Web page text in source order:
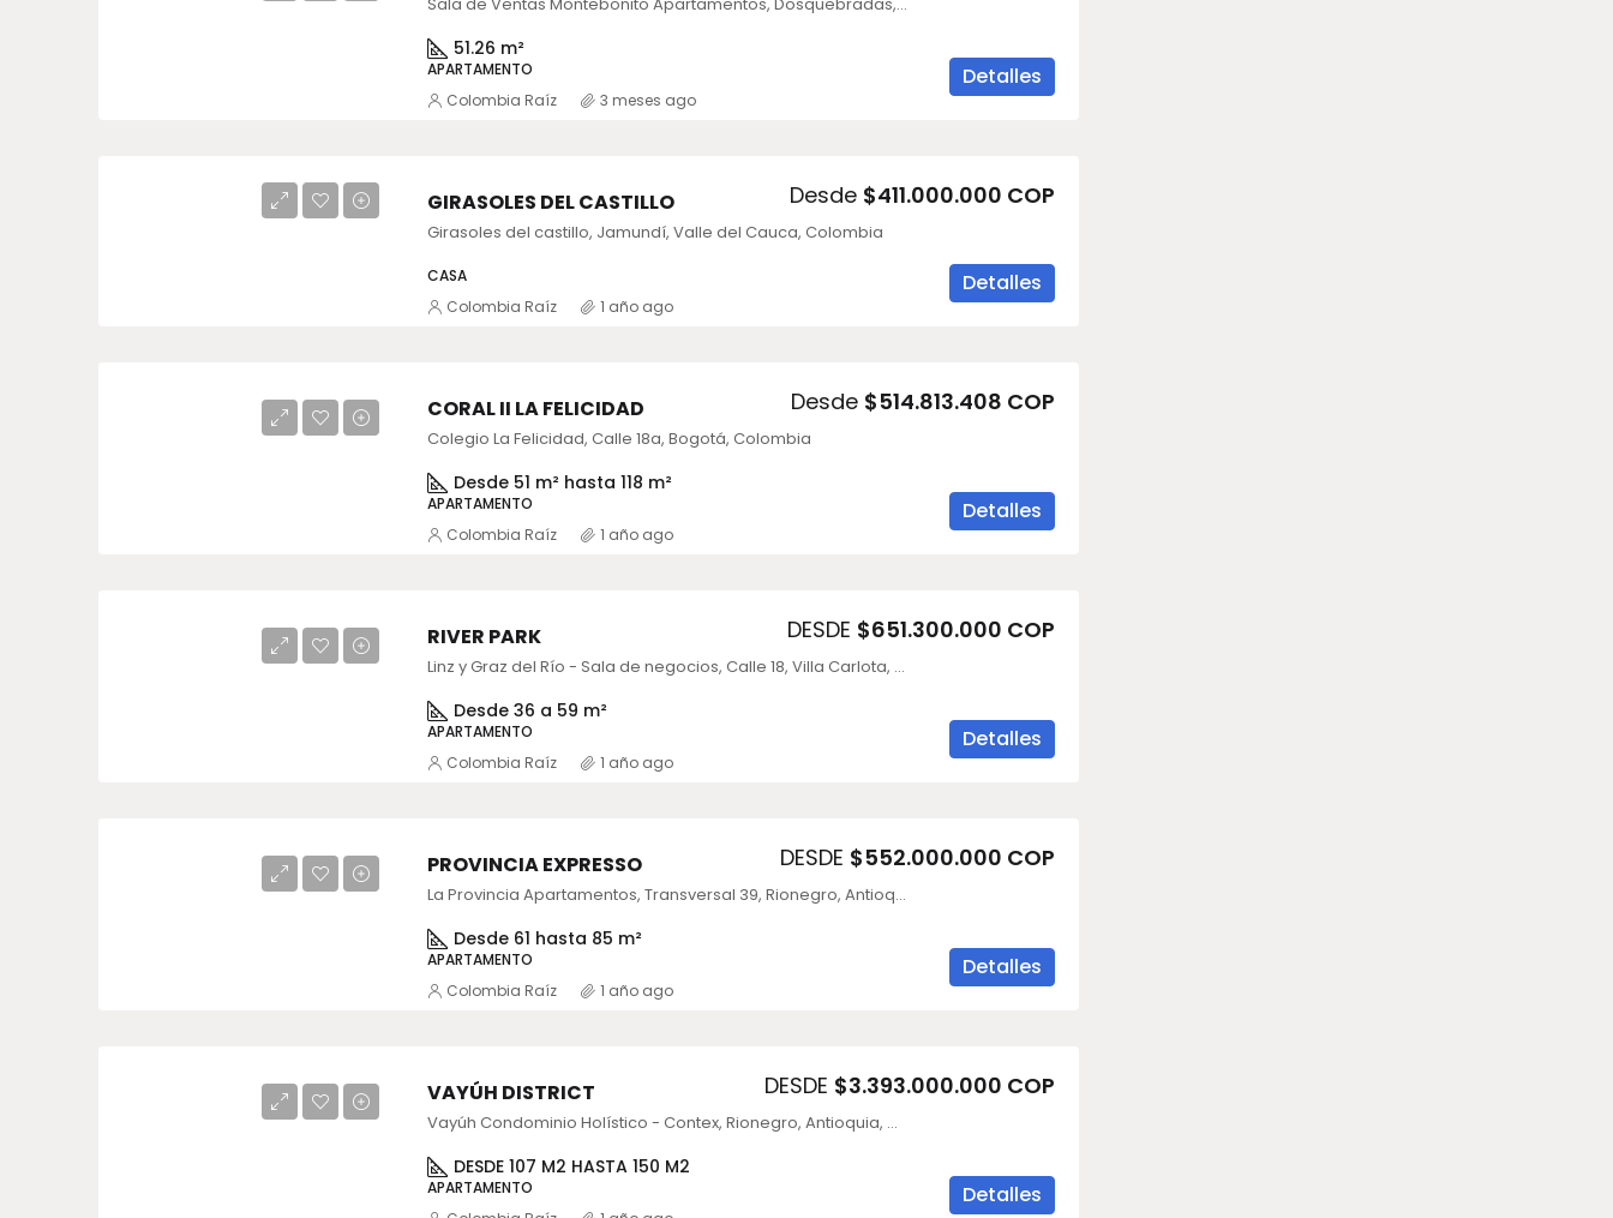
51.26 m²
APARTAMENTO Detalles
Colombia Raíz 3 meses ago
GIRASOLES DEL CASTILLO Desde $411.000.000 COP
Girasoles del castillo, Jamundí, Valle del Cauca, Colombia
CASA Detalles
Colombia Raíz 1 año ago
CORAL II LA FELICIDAD Desde $514.813.408 COP
Colegio La Felicidad, Calle 18a, Bogotá, Colombia
Desde 51 m² hasta 118 m²
APARTAMENTO Detalles
Colombia Raíz 1 año ago
RIVER PARK DESDE $651.300.000 COP
Linz y Graz del Río - Sala de negocios, Calle 18, Villa Carlota, El Poblado, Medellín, Antioquia, Colombia
Desde 36 a 59 m²
APARTAMENTO Detalles
Colombia Raíz 1 año ago
PROVINCIA EXPRESSO DESDE $552.000.000 COP
La Provincia Apartamentos, Transversal 39, Rionegro, Antioquia, Colombia
Desde 61 hasta 85 m²
APARTAMENTO Detalles
Colombia Raíz 1 año ago
VAYÚH DISTRICT DESDE $3.393.000.000 COP
Vayúh Condominio Holístico - Contex, Rionegro, Antioquia, Colombia
DESDE 107 M2 HASTA 150 M2
APARTAMENTO Detalles